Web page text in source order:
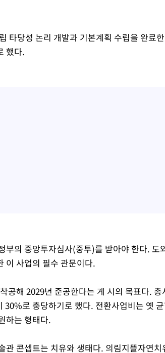
도
재개"
협회
타당성 논리 개발과 기본계획 수립을 완료
했다.
부의 중앙투자심사(중투)를 받아야 한다. 도
이 사업의 필수 관문이다.
공해 2029년 준공한다는 게 시의 목표다.
로 충당하기로 했다. 전환사업비는 옛
하는 형태다.
관 콘셉트는 치유와 생태다. 의림지뜰자연